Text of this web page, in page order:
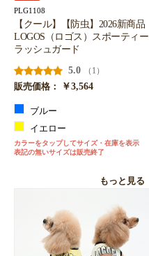
PLG1108
【クール】【防虫】2026新商品
LOGOS（ロゴス）スポーティー
ラッシュガード
5.0
（1）
販売価格：
￥3,564
ブルー
イエロー
カラーをタップしてサイズ・在庫を表示
表記の無いサイズは販売終了
もっと見る